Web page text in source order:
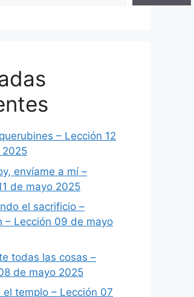
– Lección 12
2025
envíame a mí –
de mayo 2025
el sacrificio –
– Lección 09 de mayo
todas las cosas –
de mayo 2025
el templo – Lección 07